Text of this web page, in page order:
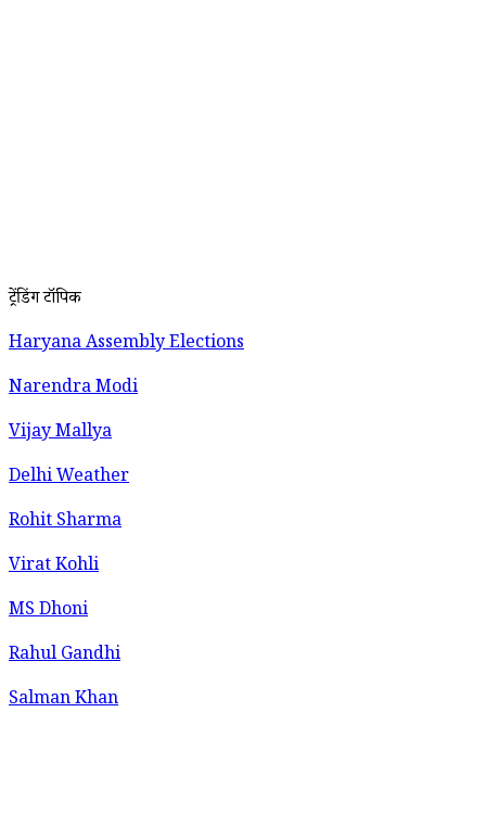
ट्रेंडिंग टॉपिक
Haryana Assembly Elections
Narendra Modi
Vijay Mallya
Delhi Weather
Rohit Sharma
Virat Kohli
MS Dhoni
Rahul Gandhi
Salman Khan